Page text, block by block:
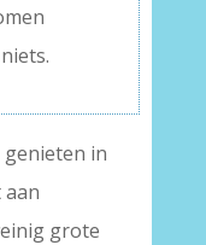
genieten in
grote